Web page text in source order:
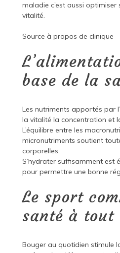
maladie c’est aussi optimiser
vitalité.
Source à propos de clinique
base de la
Les nutriments apportés par
la vitalité la concentration et
L’équilibre entre les
micronutriments soutient
corporelles.
S’hydrater suffisamment est
pour permettre une bonne
Le sport
santé à tout
Bouger au quotidien stimule